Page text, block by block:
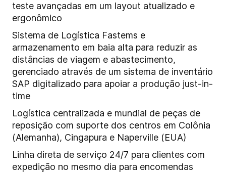
teste avançadas em um layout atualizado e
ergonômico
Sistema de Logística Fastems e
armazenamento em baia alta para reduzir as
distâncias de viagem e abastecimento,
gerenciado através de um sistema de inventário
SAP digitalizado para apoiar a produção just-in-
time
Logística centralizada e mundial de peças de
reposição com suporte dos centros em Colônia
(Alemanha), Cingapura e Naperville (EUA)
Linha direta de serviço 24/7 para clientes com
expedição no mesmo dia para encomendas